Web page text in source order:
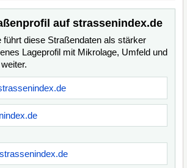
auf strassenindex.de
führt diese Straßendaten als stärker
Lageprofil mit Mikrolage, Umfeld und